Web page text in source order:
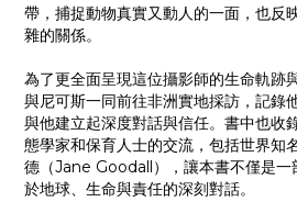
帶，捕捉動物真實又動人的一面，也反
雜的關係。
為了更全面呈現這位攝影師的生命軌跡
與尼可斯一同前往非洲實地採訪，記錄
與他建立起深度對話與信任。書中也收
態學家和保育人士的交流，包括世界知
德（Jane Goodall），讓本書不僅是一
於地球、生命與責任的深刻對話。